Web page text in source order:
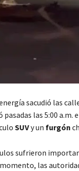
sacudió las
pasadas las 5:00
SUVy un furgón
sufrieron
las